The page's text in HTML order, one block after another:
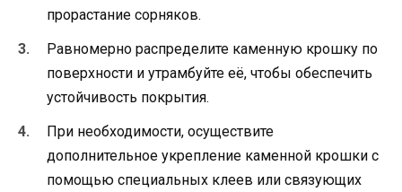
прорастание сорняков.
Равномерно распределите каменную крошку по
поверхности и утрамбуйте её, чтобы обеспечить
устойчивость покрытия.
При необходимости, осуществите
дополнительное укрепление каменной крошки с
помощью специальных клеев или связующих